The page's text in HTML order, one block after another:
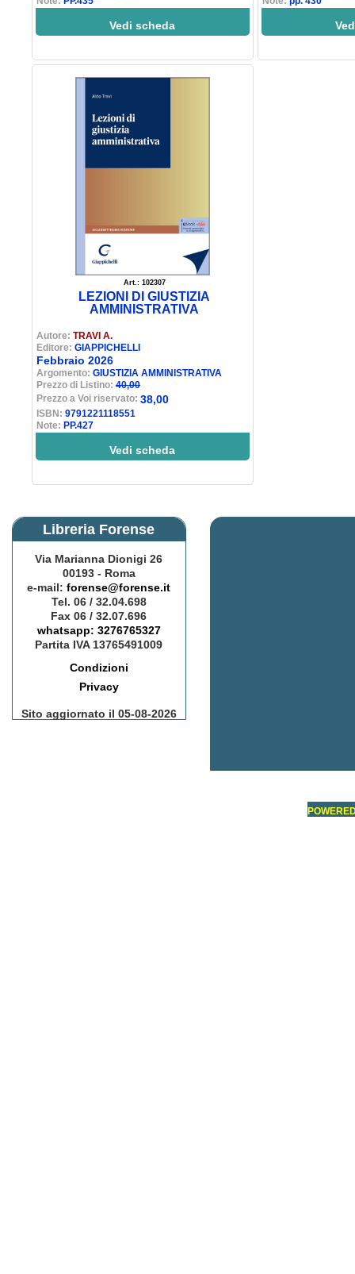
Vedi scheda
Art.: 102307
LEZIONI DI GIUSTIZIA
AMMINISTRATIVA
Autore: TRAVI A.
Editore: GIAPPICHELLI
Febbraio 2026
Argomento: GIUSTIZIA AMMINISTRATIVA
Prezzo di Listino: 40,00
Prezzo a Voi riservato: 38,00
ISBN: 9791221118551
Note: PP.427
Vedi scheda
Libreria Forense
Via Marianna Dionigi 26
00193 - Roma
e-mail:forense@forense.it
Tel. 06 / 32.04.698
Fax 06 / 32.07.696
whatsapp: 3276765327
Partita IVA 13765491009
Condizioni
Privacy
Sito aggiornato il 05-08-2026